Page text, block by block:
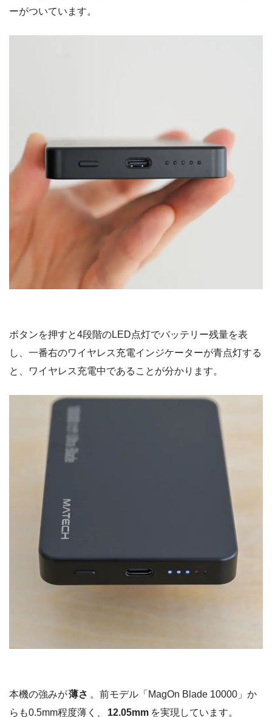
ーがついています。
ボタンを押すと4段階のLED点灯でバッテリー残量を表
し、一番右のワイヤレス充電インジケーターが青点灯する
と、ワイヤレス充電中であることが分かります。
本機の強みが薄さ 。前モデル「MagOn Blade 10000」か
らも0.5mm程度薄く、
12.05mm を実現しています。